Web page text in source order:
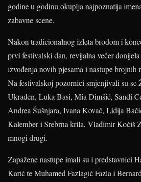
godine u godinu okuplja najpoznatija
zabavne scene.
Nakon tradicionalnog izleta brodom i
prvi festivalski dan, revijalna večer
izvođenja novih pjesama i nastupe brojnih
Na festivalskoj pozornici smjenjivali su se
Ukraden, Luka Basi, Mia Dimšić, Sandi
Andrea Šušnjara, Ivana Kovač, Lidija
Kalember i Srebrna krila, Vladimir Kočiš
mnogi drugi.
Zapažene nastupe imali su i predstavnici
Karić te Muhamed Fazlagić Fazla i